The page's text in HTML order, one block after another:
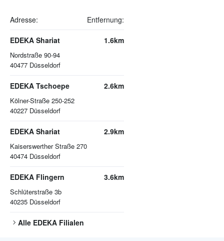
Adresse: Entfernung:
EDEKA Shariat
Nordstraße 90-94
40477 Düsseldorf
1.6km
EDEKA Tschoepe
Kölner-Straße 250-252
40227 Düsseldorf
2.6km
EDEKA Shariat
Kaiserswerther Straße 270
40474 Düsseldorf
2.9km
EDEKA Flingern
Schlüterstraße 3b
40235 Düsseldorf
3.6km
Alle EDEKA Filialen